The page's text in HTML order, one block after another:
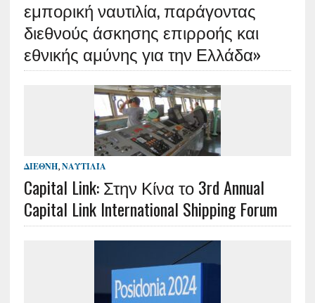
εμπορική ναυτιλία, παράγοντας
διεθνούς άσκησης επιρροής και
εθνικής αμύνης για την Ελλάδα»
ΔΙΕΘΝΉ, ΝΑΥΤΙΛΊΑ
Capital Link: Στην Κίνα το 3rd Annual
Capital Link International Shipping Forum